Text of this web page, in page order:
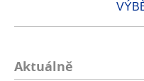
Aktuálně